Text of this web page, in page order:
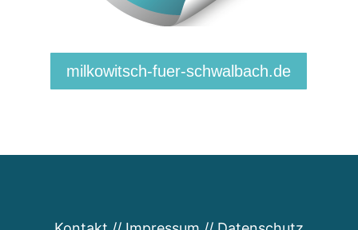
milkowitsch-fuer-schwalbach.de